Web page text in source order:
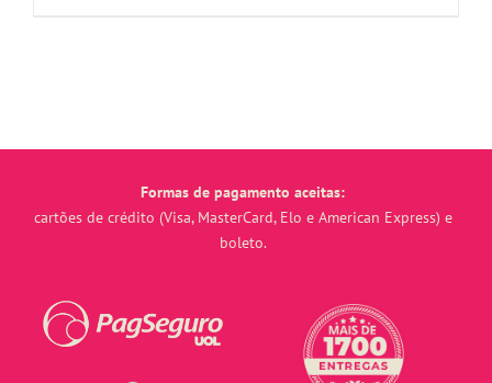
Formas de pagamento aceitas:
cartões de crédito (Visa, MasterCard, Elo e American Express) e
boleto.